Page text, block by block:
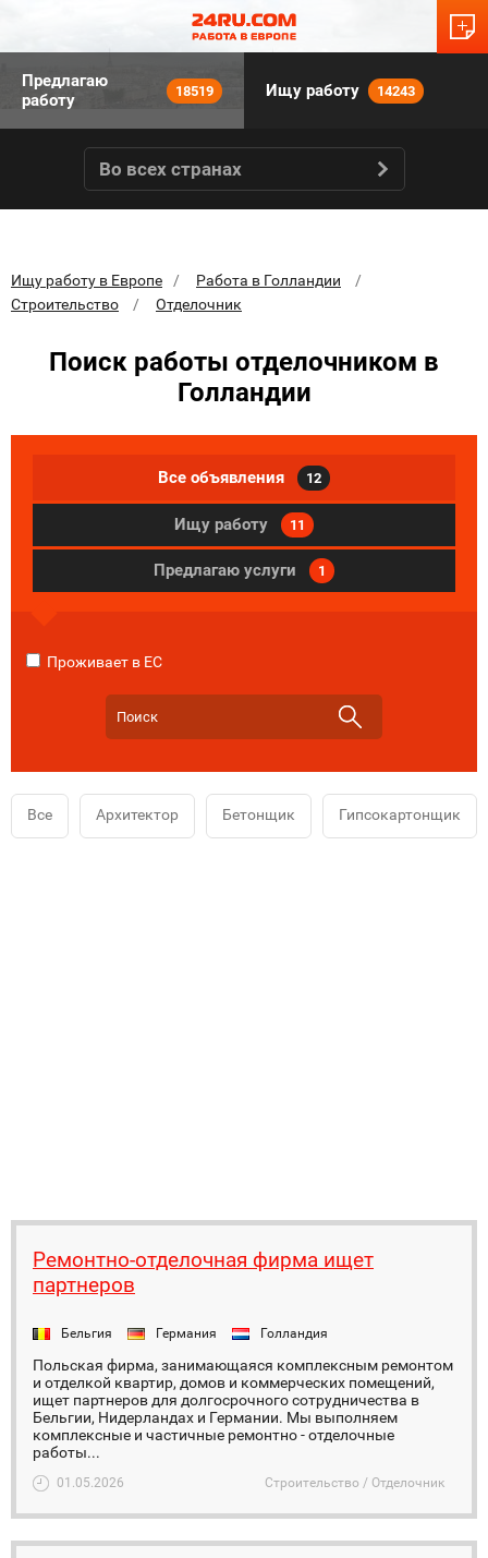
Предлагаю
работу
18519 Ищу работу 14243
Во всех странах
Ищу работу в Европе
Работа в Голландии
Строительство
Отделочник
Поиск работы отделочником в
Голландии
Все объявления 12
Ищу работу 11
Предлагаю услуги 1
Проживает в ЕС
Все Архитектор Бетонщик Гипсокартонщик
Ремонтно-отделочная фирма ищет
партнеров
Бельгия Германия Голландия
Польская фирма, занимающаяся комплексным ремонтом
и отделкой квартир, домов и коммерческих помещений,
ищет партнеров для долгосрочного сотрудничества в
Бельгии, Нидерландах и Германии. Мы выполняем
комплексные и частичные ремонтно - отделочные
работы...
01.05.2026 Строительство / Отделочник